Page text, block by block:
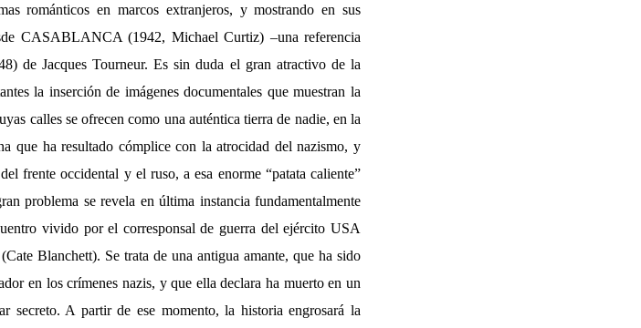
románticos en marcos extranjeros, y mostrando en sus
CASABLANCA (1942, Michael Curtiz) –una referencia
de Jacques Tourneur. Es sin duda el gran atractivo de la
la inserción de imágenes documentales que muestran la
calles se ofrecen como una auténtica tierra de nadie, en la
que ha resultado cómplice con la atrocidad del nazismo, y
frente occidental y el ruso, a esa enorme “patata caliente”
problema se revela en última instancia fundamentalmente
vivido por el corresponsal de guerra del ejército USA
Blanchett). Se trata de una antigua amante, que ha sido
en los crímenes nazis, y que ella declara ha muerto en un
secreto. A partir de ese momento, la historia engrosará la